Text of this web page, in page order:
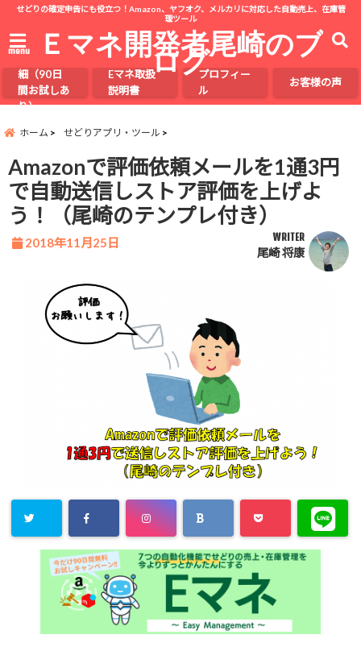
せどりの確定申告にも役立つ！Amazon、ヤフオク、メルカリに対応した自動売上、在庫管
理ツール
menu Ｅマネ開発者尾崎のブ
ログ
Eマネの詳
細（90日
間お試しあ
り）
Eマネ取扱
説明書
プロフィー
ル
お客様の声
ホーム せどりアプリ・ツール
Amazonで評価依頼メールを1通3円
で自動送信しストア評価を上げよ
う！（尾崎のテンプレ付き）
2018年11月25日 WRITER
尾崎 将康